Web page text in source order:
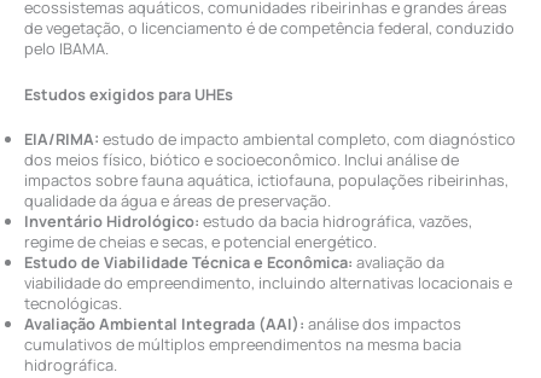
ecossistemas aquáticos, comunidades ribeirinhas e grandes áreas
de vegetação, o licenciamento é de competência federal, conduzido
pelo IBAMA.
Estudos exigidos para UHEs
EIA/RIMA: estudo de impacto ambiental completo, com diagnóstico
dos meios físico, biótico e socioeconômico. Inclui análise de
impactos sobre fauna aquática, ictiofauna, populações ribeirinhas,
qualidade da água e áreas de preservação.
Inventário Hidrológico: estudo da bacia hidrográfica, vazões,
regime de cheias e secas, e potencial energético.
Estudo de Viabilidade Técnica e Econômica: avaliação da
viabilidade do empreendimento, incluindo alternativas locacionais e
tecnológicas.
Avaliação Ambiental Integrada (AAI): análise dos impactos
cumulativos de múltiplos empreendimentos na mesma bacia
hidrográfica.